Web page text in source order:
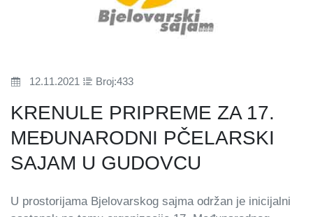
12.11.2021 Broj:433
KRENULE PRIPREME ZA 17.
MEĐUNARODNI PČELARSKI
SAJAM U GUDOVCU
U prostorijama Bjelovarskog sajma održan je inicijalni